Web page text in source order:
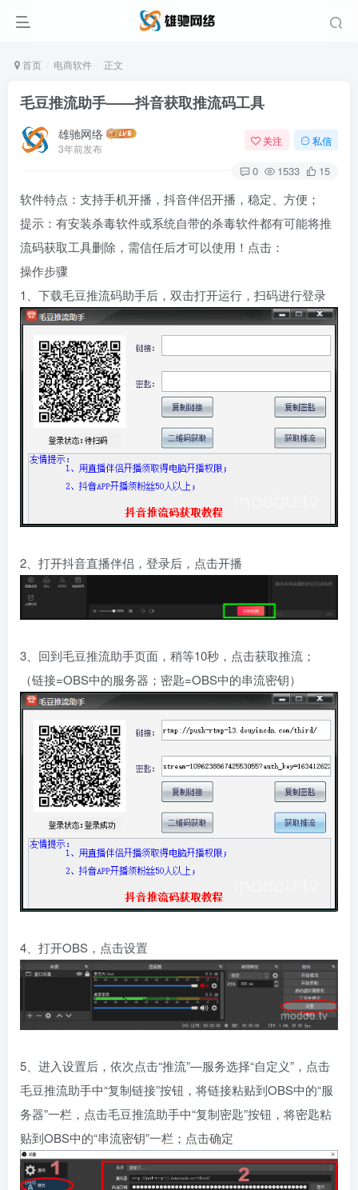
首页 电商软件 正文
毛豆推流助手——抖音获取推流码工具
雄驰网络
3年前发布
关注 私信
0 1533 15
软件特点：支持手机开播，抖音伴侣开播，稳定、方便；
提示：有安装杀毒软件或系统自带的杀毒软件都有可能将推
流码获取工具删除，需信任后才可以使用！点击：
操作步骤
1、下载毛豆推流码助手后，双击打开运行，扫码进行登录
2、打开抖音直播伴侣，登录后，点击开播
3、回到毛豆推流助手页面，稍等10秒，点击获取推流；
（链接=OBS中的服务器；密匙=OBS中的串流密钥）
4、打开OBS，点击设置
5、进入设置后，依次点击“推流”—服务选择“自定义”，点击
毛豆推流助手中“复制链接”按钮，将链接粘贴到OBS中的“服
务器”一栏，点击毛豆推流助手中“复制密匙”按钮，将密匙粘
贴到OBS中的“串流密钥”一栏；点击确定